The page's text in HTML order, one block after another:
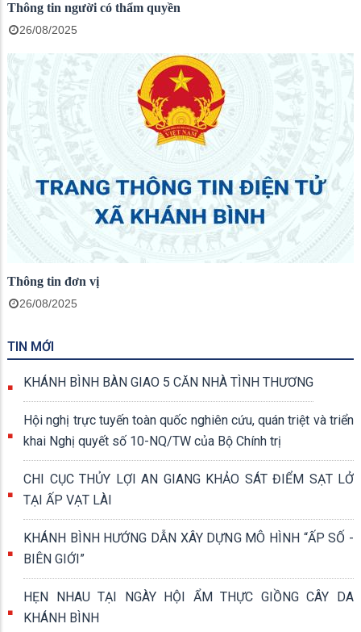
Thông tin người có thẩm quyền
26/08/2025
Thông tin đơn vị
26/08/2025
TIN MỚI
KHÁNH BÌNH BÀN GIAO 5 CĂN NHÀ TÌNH THƯƠNG
Hội nghị trực tuyến toàn quốc nghiên cứu, quán triệt và triển
khai Nghị quyết số 10-NQ/TW của Bộ Chính trị
CHI CỤC THỦY LỢI AN GIANG KHẢO SÁT ĐIỂM SẠT LỞ
TẠI ẤP VẠT LÀI
KHÁNH BÌNH HƯỚNG DẪN XÂY DỰNG MÔ HÌNH “ẤP SỐ -
BIÊN GIỚI”
HẸN NHAU TẠI NGÀY HỘI ẨM THỰC GIỒNG CÂY DA
KHÁNH BÌNH